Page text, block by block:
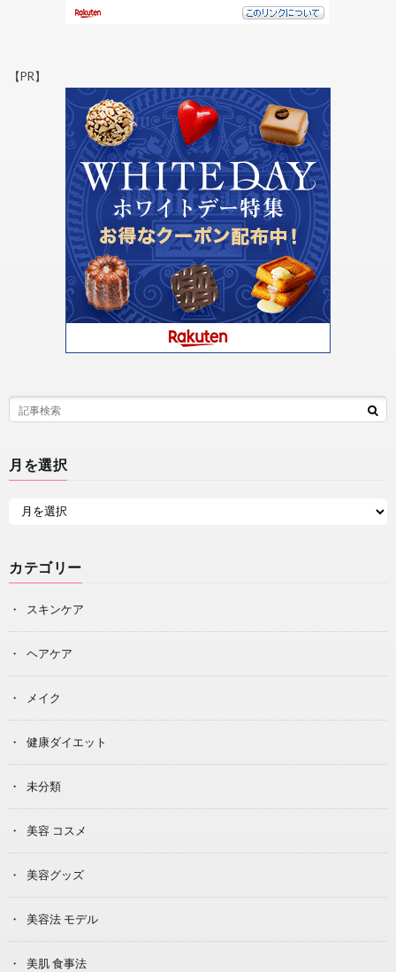
【PR】
月を選択
カテゴリー
スキンケア
ヘアケア
メイク
健康ダイエット
未分類
美容 コスメ
美容グッズ
美容法 モデル
美肌 食事法